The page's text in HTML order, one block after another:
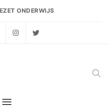
ONDERWIJS
YouTubeInstagram